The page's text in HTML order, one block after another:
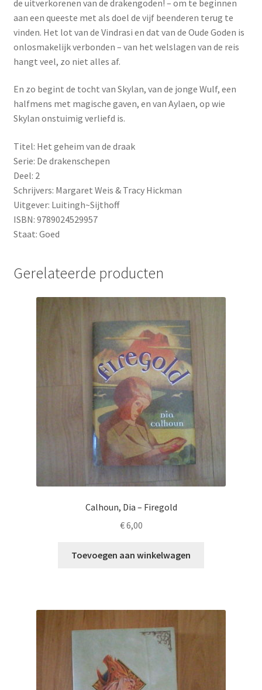
de uitverkorenen van de drakengoden! – om te beginnen
aan een queeste met als doel de vijf beenderen terug te
vinden. Het lot van de Vindrasi en dat van de Oude Goden is
onlosmakelijk verbonden – van het welslagen van de reis
hangt veel, zo niet alles af.
En zo begint de tocht van Skylan, van de jonge Wulf, een
halfmens met magische gaven, en van Aylaen, op wie
Skylan onstuimig verliefd is.
Titel: Het geheim van de draak
Serie: De drakenschepen
Deel: 2
Schrijvers: Margaret Weis & Tracy Hickman
Uitgever: Luitingh~Sijthoff
ISBN: 9789024529957
Staat: Goed
Gerelateerde producten
Calhoun, Dia – Firegold
€6,00
Toevoegen aan winkelwagen